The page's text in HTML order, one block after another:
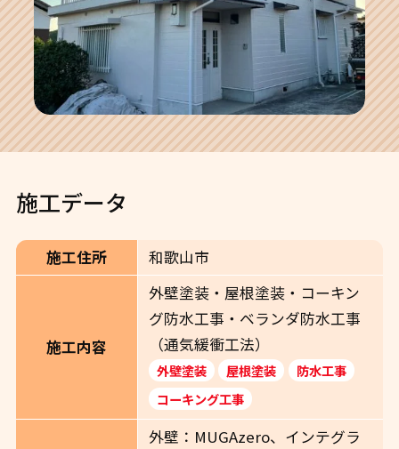
施工データ
施工住所 和歌山市
施工内容
外壁塗装・屋根塗装・コーキン
グ防水工事・ベランダ防水工事
（通気緩衝工法）
外壁塗装 屋根塗装
防水工事
コーキング工事
外壁：MUGAzero、インテグラ